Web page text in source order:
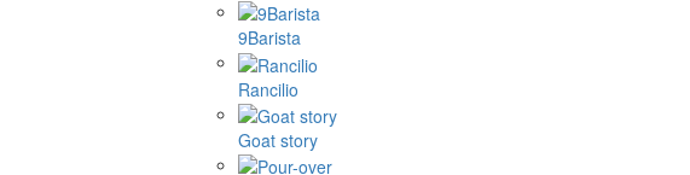
9Barista
Rancilio
Goat story